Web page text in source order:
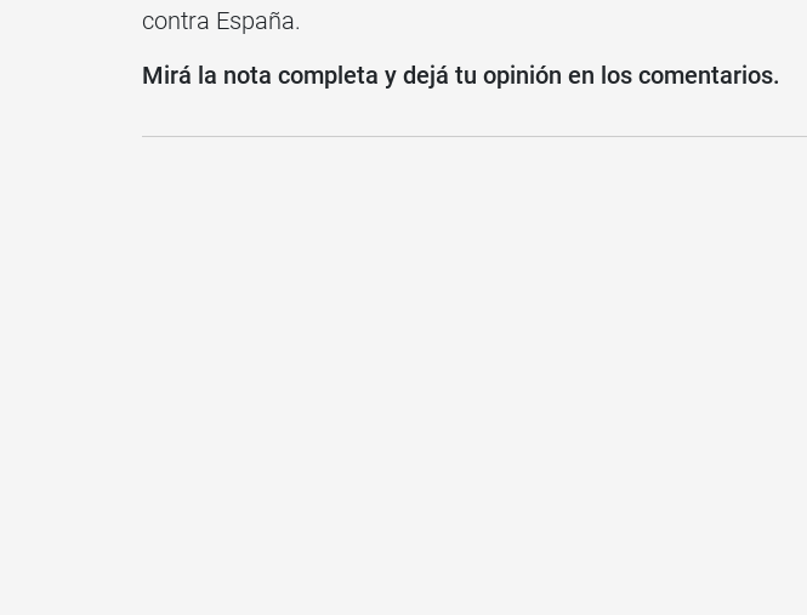
contra España.
Mirá la nota completa y dejá tu opinión en los comentarios.